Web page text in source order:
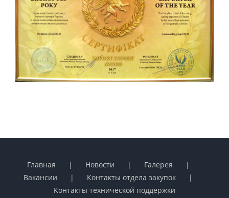
Главная Новости
Галерея
Вакансии
Контакты отдела закупок
Контакты технической поддержки